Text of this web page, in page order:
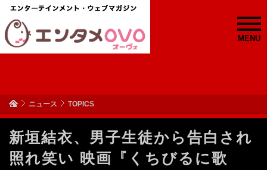
MENU
ニュース TOPICS
新垣結衣、男子生徒から告白され
照れ笑い 映画『くちびるに歌